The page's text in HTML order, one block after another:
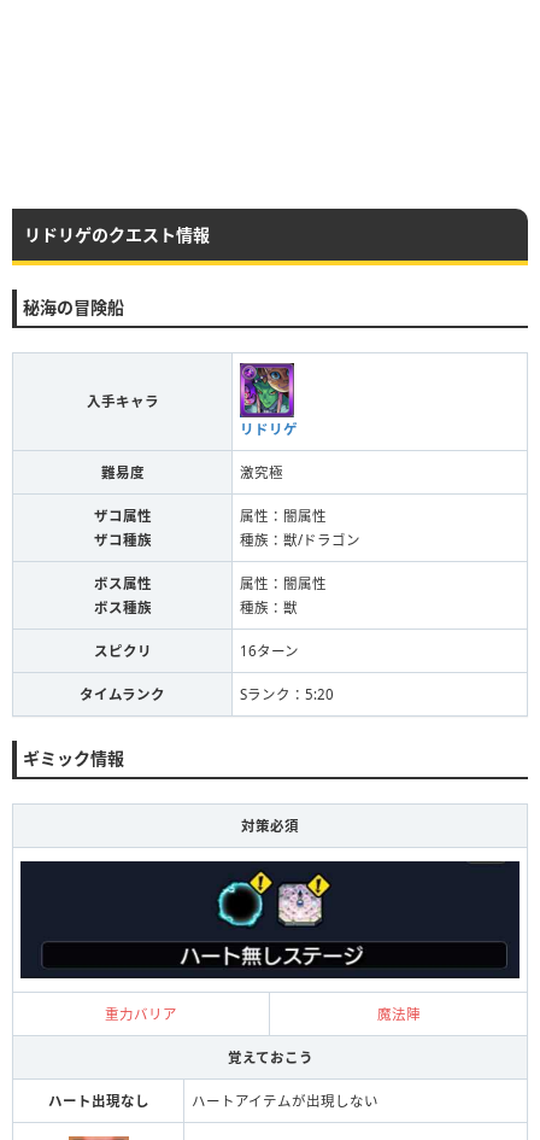
リドリゲのクエスト情報
秘海の冒険船
入手キャラ
リドリゲ
難易度 激究極
ザコ属性
ザコ種族
属性：闇属性
種族：獣/ドラゴン
ボス属性
ボス種族
属性：闇属性
種族：獣
スピクリ 16ターン
タイムランク Sランク：5:20
ギミック情報
対策必須
重力バリア 魔法陣
覚えておこう
ハート出現なし ハートアイテムが出現しない